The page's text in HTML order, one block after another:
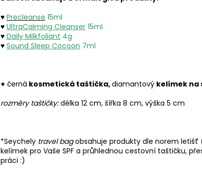
♥ Precleanse 15ml
♥ UltraCalming Cleanser 15ml
♥ Daily Milkfoliant 4g
♥ Sound Sleep Cocoon 7ml
+ černá kosmetická taštička,diamantový kelímek na
rozměry taštičky:délka 12 cm, šířka 8 cm, výška 5 cm
*Seychely travel bagobsahuje produkty dle norem letišť
kelímek pro Vaše SPF a průhlednou cestovní taštičku,
práci :)